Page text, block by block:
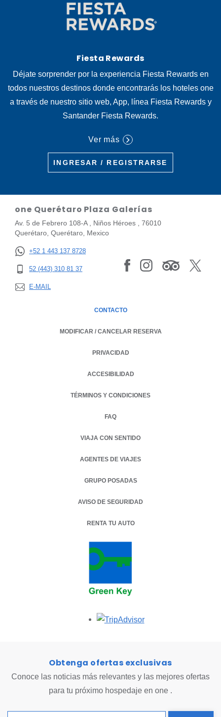
Fiesta Rewards
Déjate sorprender por la experiencia Fiesta Rewards en
todos nuestros destinos donde encontrarás los hoteles one
a través de nuestro sitio web, App, línea Fiesta Rewards y
Santander Fiesta Rewards.
Ver más
INGRESAR / REGISTRARSE
one Querétaro Plaza Galerías
Av. 5 de Febrero 108-A , Niños Héroes , 76010
Querétaro, Querétaro, Mexico
+52 1 443 137 8728
52 (443) 310 81 37
E-MAIL
CONTACTO
MODIFICAR / CANCELAR RESERVA
PRIVACIDAD
OPENS IN A NEW TAB.
ACCESIBILIDAD
TÉRMINOS Y CONDICIONES
FAQ
VIAJA CON SENTIDO
AGENTES DE VIAJES
GRUPO POSADAS
AVISO DE SEGURIDAD
RENTA TU AUTO
OPENS IN A NEW TAB.
Opens in a new tab.
Obtenga ofertas exclusivas
Conoce las noticias más relevantes y las mejores ofertas
para tu próximo hospedaje en one .